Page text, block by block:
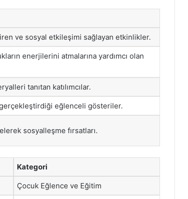
ve sosyal etkileşimi sağlayan etkinlikler.
enerjilerini atmalarına yardımcı olan
tanıtan katılımcılar.
eğlenceli gösteriler.
sosyalleşme fırsatları.
Kategori
Çocuk Eğlence ve Eğitim